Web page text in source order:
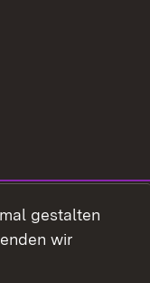
gestalten
wir